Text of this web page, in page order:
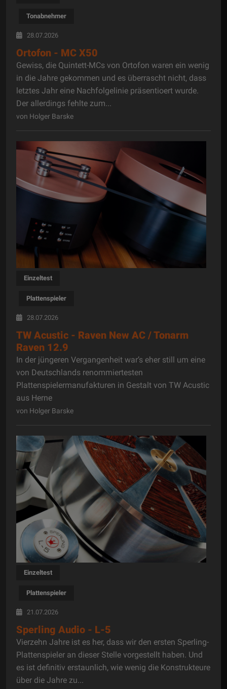
Tonabnehmer
28.07.2026
Ortofon - MC X50
Gewiss, die Quintett-MCs von Ortofon waren ein wenig
in die Jahre gekommen und es überrascht nicht, dass
letztes Jahr eine Nachfolgelinie präsentioert wurde.
Der allerdings fehlte zum...
von Holger Barske
Einzeltest
Plattenspieler
28.07.2026
TW Acustic - Raven New AC / Tonarm
Raven 12.9
In der jüngeren Vergangenheit war’s eher still um eine
von Deutschlands renommiertesten
Plattenspielermanufakturen in Gestalt von TW Acustic
aus Herne
von Holger Barske
Einzeltest
Plattenspieler
21.07.2026
Sperling Audio - L-5
Vierzehn Jahre ist es her, dass wir den ersten Sperling-
Plattenspieler an dieser Stelle vorgestellt haben. Und
es ist definitiv erstaunlich, wie wenig die Konstrukteure
über die Jahre zu...